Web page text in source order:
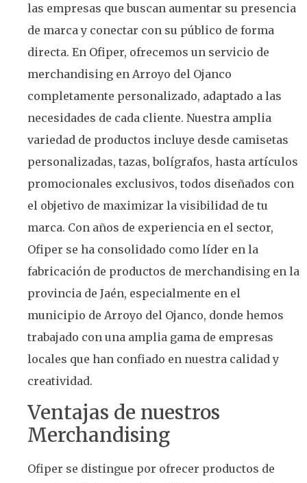
las empresas que buscan aumentar su presencia
de marca y conectar con su público de forma
directa. En Ofiper, ofrecemos un servicio de
merchandising en Arroyo del Ojanco
completamente personalizado, adaptado a las
necesidades de cada cliente. Nuestra amplia
variedad de productos incluye desde camisetas
personalizadas, tazas, bolígrafos, hasta artículos
promocionales exclusivos, todos diseñados con
el objetivo de maximizar la visibilidad de tu
marca. Con años de experiencia en el sector,
Ofiper se ha consolidado como líder en la
fabricación de productos de merchandising en la
provincia de Jaén, especialmente en el
municipio de Arroyo del Ojanco, donde hemos
trabajado con una amplia gama de empresas
locales que han confiado en nuestra calidad y
creatividad.
Ventajas de nuestros
Merchandising
Ofiper se distingue por ofrecer productos de